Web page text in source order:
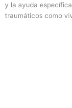
y la ayuda
traumáticos como